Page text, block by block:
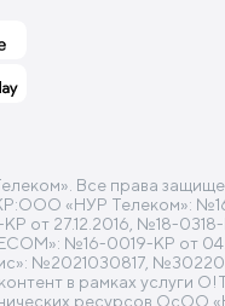
Все права
«НУР Телеком»:
от 27.12.2016, №18-
№16-0019-КР от
№2021030817,
в рамках услуги
ресурсов ОсОО